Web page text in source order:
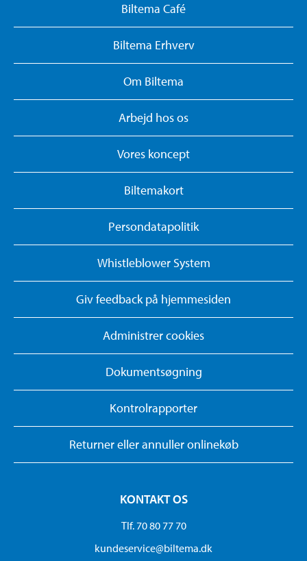
Biltema Café
Biltema Erhverv
Om Biltema
Arbejd hos os
Vores koncept
Biltemakort
Persondatapolitik
Whistleblower System
Giv feedback på hjemmesiden
Administrer cookies
Dokumentsøgning
Kontrolrapporter
Returner eller annuller onlinekøb
KONTAKT OS
Tlf. 70 80 77 70
kundeservice@biltema.dk